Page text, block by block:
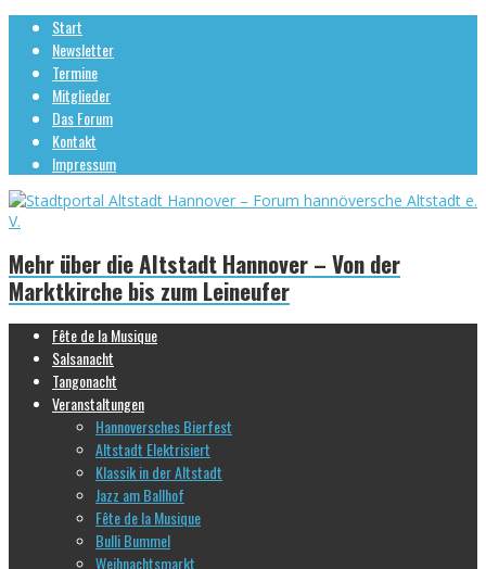
Start
Newsletter
Termine
Mitglieder
Das Forum
Kontakt
Impressum
Mehr über die Altstadt Hannover – Von der
Marktkirche bis zum Leineufer
Fête de la Musique
Salsanacht
Tangonacht
Veranstaltungen
Hannoversches Bierfest
Altstadt Elektrisiert
Klassik in der Altstadt
Jazz am Ballhof
Fête de la Musique
Bulli Bummel
Weihnachtsmarkt